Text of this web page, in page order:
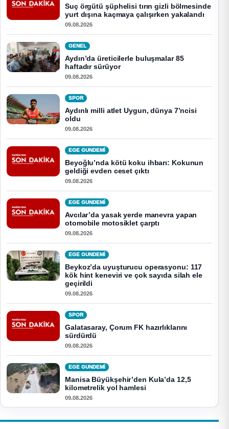
Suç örgütü şüphelisi tırın gizli bölmesinde
yurt dışına kaçmaya çalışırken yakalandı
09.08.2026
GENEL
Aydın’da üreticilerle buluşmalar 85
haftadır sürüyor
09.08.2026
SPOR
Aydınlı milli atlet Uygun, dünya 7’ncisi
oldu
09.08.2026
EGE GUNDEMİ
Beyoğlu’nda kötü koku ihbarı: Kokunun
geldiği evden ceset çıktı
09.08.2026
EGE GUNDEMİ
Avcılar’da yasak yerde manevra yapan
otomobile motosiklet çarptı
09.08.2026
EGE GUNDEMİ
Beykoz’da uyuşturucu operasyonu: 117
kök hint keneviri ve çok sayıda silah ele
geçirildi
09.08.2026
SPOR
Galatasaray, Çorum FK hazırlıklarını
sürdürdü
09.08.2026
EGE GUNDEMİ
Manisa Büyükşehir’den Kula’da 12,5
kilometrelik yol hamlesi
09.08.2026